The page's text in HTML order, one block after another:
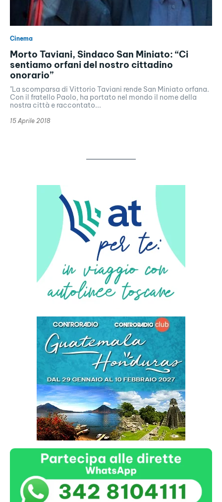
Cinema
Morto Taviani, Sindaco San Miniato: “Ci
sentiamo orfani del nostro cittadino
onorario”
"La scomparsa di Vittorio Taviani rende San Miniato orfana.
Con il fratello Paolo, ha portato nel mondo il nome della
nostra città e raccontato...
15 Aprile 2018